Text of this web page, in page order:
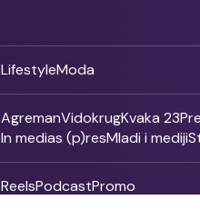
LifestyleModa
AgremanVidokrugKvaka 23
In medias (p)resMladi i mediji
ReelsPodcastPromo